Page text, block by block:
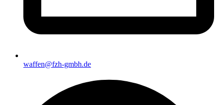
waffen@fzh-gmbh.de